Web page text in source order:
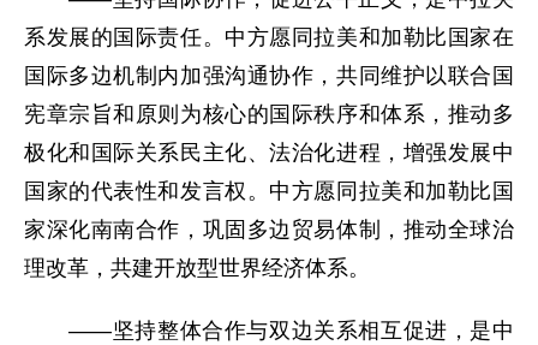
系发展的国际责任。中方愿同拉美和加勒比国家在
国际多边机制内加强沟通协作，共同维护以联合国
宪章宗旨和原则为核心的国际秩序和体系，推动多
极化和国际关系民主化、法治化进程，增强发展中
国家的代表性和发言权。中方愿同拉美和加勒比国
家深化南南合作，巩固多边贸易体制，推动全球治
理改革，共建开放型世界经济体系。
——坚持整体合作与双边关系相互促进，是中